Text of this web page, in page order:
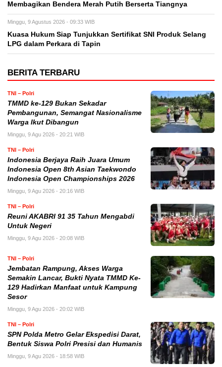
Membagikan Bendera Merah Putih Berserta Tiangnya
Minggu, 9 Agustus 2026 - 09:33 WIB
Kuasa Hukum Siap Tunjukkan Sertifikat SNI Produk Selang
LPG dalam Perkara di Tapin
BERITA TERBARU
TNI – Polri
TMMD ke-129 Bukan Sekadar
Pembangunan, Semangat Nasionalisme
Warga Ikut Dibangun
Minggu, 9 Agu 2026 - 20:21 WIB
TNI – Polri
Indonesia Berjaya Raih Juara Umum
Indonesia Open 8th Asian Taekwondo
Indonesia Open Championships 2026
Minggu, 9 Agu 2026 - 20:16 WIB
TNI – Polri
Reuni AKABRI 91 35 Tahun Mengabdi
Untuk Negeri
Minggu, 9 Agu 2026 - 20:08 WIB
TNI – Polri
Jembatan Rampung, Akses Warga
Semakin Lancar, Bukti Nyata TMMD Ke-
129 Hadirkan Manfaat untuk Kampung
Sesor
Minggu, 9 Agu 2026 - 20:02 WIB
TNI – Polri
SPN Polda Metro Gelar Ekspedisi Darat,
Bentuk Siswa Polri Presisi dan Humanis
Minggu, 9 Agu 2026 - 18:58 WIB